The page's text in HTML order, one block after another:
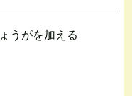
うがを加える